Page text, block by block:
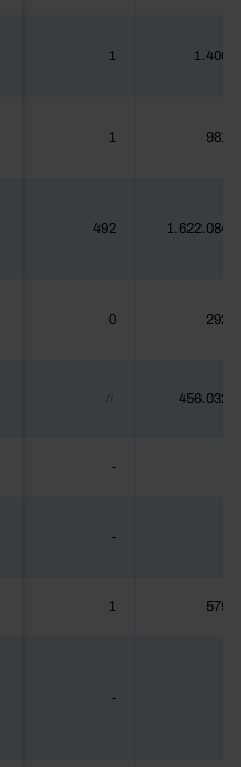
1 1.406
1 981
492 1.622.084
0 292
456.032
-
-
1 579
-